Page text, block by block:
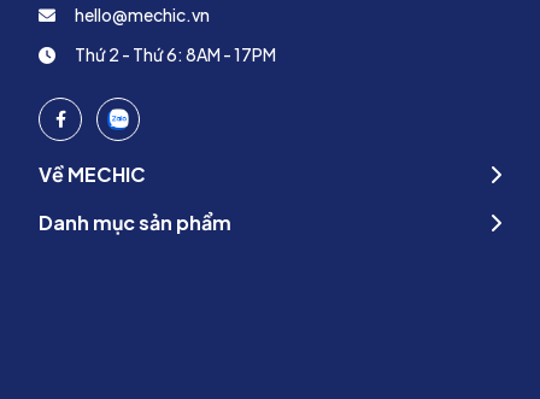
Dưới đây là bảng thông số lựa chọn quần áo của Mechic
hello@mechic.vn
Thứ 2 - Thứ 6: 8AM - 17PM
Về MECHIC
Danh mục sản phẩm